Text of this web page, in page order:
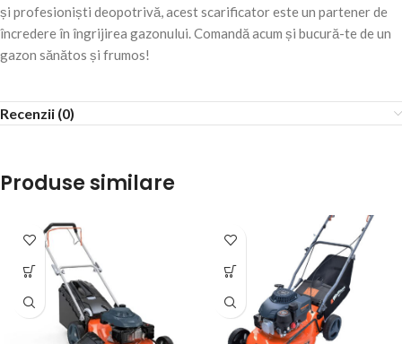
și profesioniști deopotrivă, acest scarificator este un partener de
încredere în îngrijirea gazonului. Comandă acum și bucură-te de un
gazon sănătos și frumos!
Recenzii (0)
Produse similare